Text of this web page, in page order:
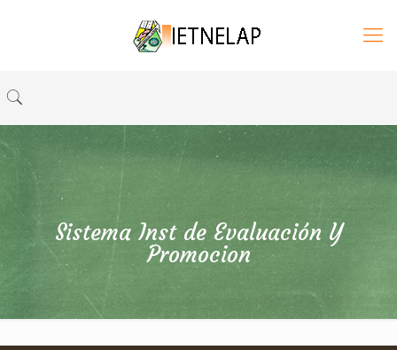
Sistema Inst de Evaluación Y
Promocion